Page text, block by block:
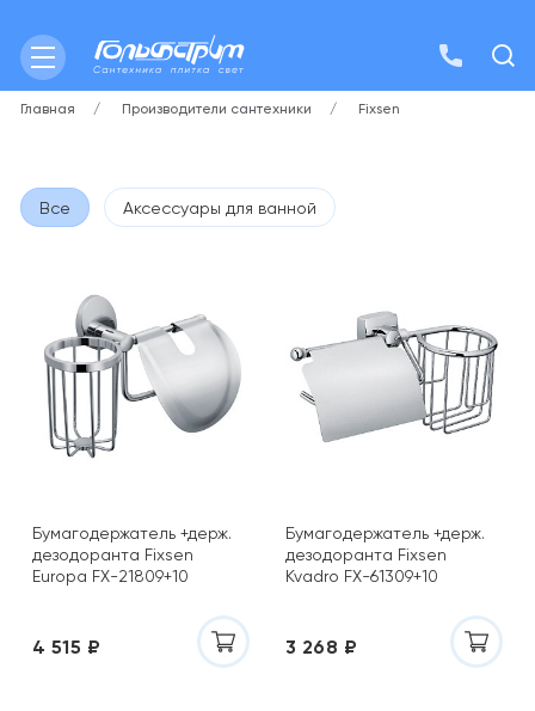
Главная Производители сантехники Fixsen
Все Аксессуары для ванной
Бумагодержатель +держ.
дезодоранта Fixsen
Europa FX-21809+10
4 515 ₽
Бумагодержатель +держ.
дезодоранта Fixsen
Kvadro FX-61309+10
3 268 ₽